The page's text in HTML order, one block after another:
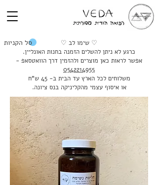
♡ שימו לב ♡
כרגע לא ניתן להשלים הזמנה בחנות האונליין.
אפשר לראות כאן מוצרים ולהזמין דרך הוואטסאפ -
0542214955
משלוחים לכל הארץ עד הבית ב- 45 ש"ח
או איסוף עצמי מהקליניקה בנס ציונה.
סל הקניות